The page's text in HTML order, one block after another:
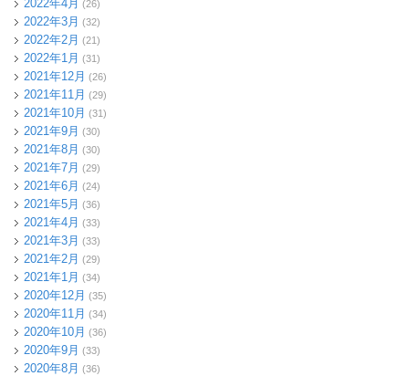
2022年4月 (26)
2022年3月 (32)
2022年2月 (21)
2022年1月 (31)
2021年12月 (26)
2021年11月 (29)
2021年10月 (31)
2021年9月 (30)
2021年8月 (30)
2021年7月 (29)
2021年6月 (24)
2021年5月 (36)
2021年4月 (33)
2021年3月 (33)
2021年2月 (29)
2021年1月 (34)
2020年12月 (35)
2020年11月 (34)
2020年10月 (36)
2020年9月 (33)
2020年8月 (36)